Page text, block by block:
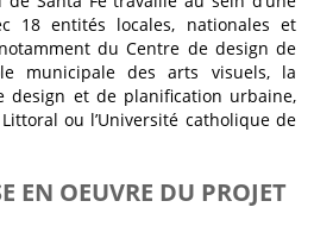
18 entités locales, nationales et
du Centre de design de
municipale des arts visuels, la
design et de planification urbaine,
ou l’Université catholique de
EN OEUVRE DU PROJET